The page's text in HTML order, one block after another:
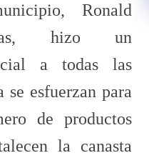
Ronald
hizo un
a todas las
se esfuerzan para
de productos
la canasta